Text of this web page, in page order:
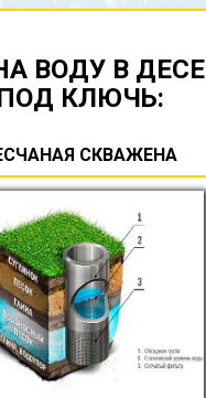
ВОДУ В
КЛЮЧЬ:
СКВАЖЕНА